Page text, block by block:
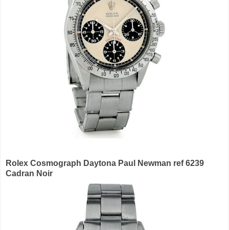
Rolex Cosmograph Daytona Paul Newman ref 6239
Cadran Noir